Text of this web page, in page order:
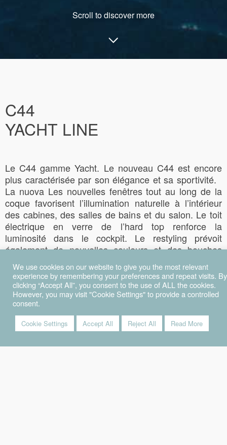
Scroll to discover more
C44
YACHT LINE
Le C44 gamme Yacht. Le nouveau C44 est encore
plus caractérisée par son élégance et sa sportivité.
La nuova Les nouvelles fenêtres tout au long de la
coque favorisent l’illumination naturelle à l’intérieur
des cabines, des salles de bains et du salon. Le toit
électrique en verre de l’hard top renforce la
luminosité dans le cockpit. Le restyling prévoit
également de nouvelles couleurs et des bouches
d’aération en mesure d’exalter la coque et les
dialogues de lignes et de formes avec la fenêtre
latérale. Il existe de nombreuses personnalisations
proposées sur le tarif qui vont des matériaux externes
au choix parmi 18 types d’essence différentes, de
cuir et de tissu pour les cabines. L’armateur pourra
également choisir entre deux configurations du
We use cookies on our website to give you the most relevant
experience by remembering your preferences and repeat visits. By
clicking “Accept All”, you consent to the use of ALL the cookies.
However, you may visit "Cookie Settings" to provide a controlled
consent.
Cookie Settings Accept All Reject All Read More